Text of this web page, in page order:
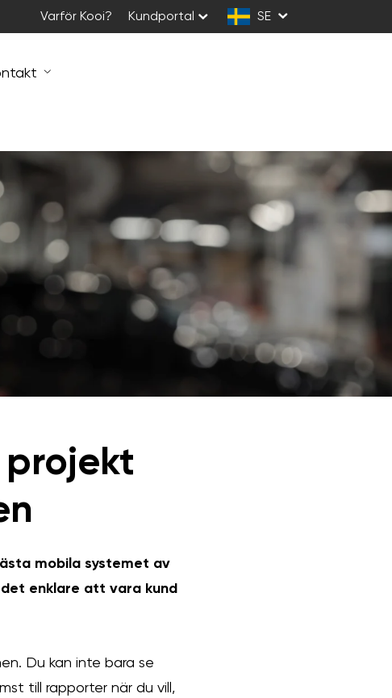
Varför Kooi? Kundportal SE
mobila systemet av
enklare att vara kund
Du kan inte bara se
till rapporter när du vill,